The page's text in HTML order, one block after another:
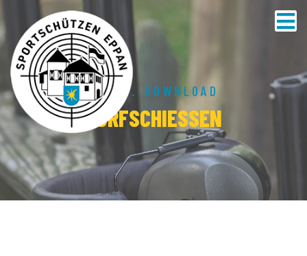
HOME . DOWNLOAD
DORFSCHIESSEN